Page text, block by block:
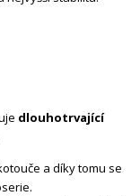
dlouhotrvající
a díky tomu se